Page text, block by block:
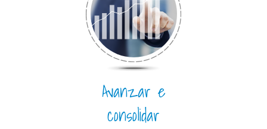
Avanzar e
consolidar